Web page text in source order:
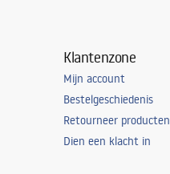
Klantenzone
Mijn account
Bestelgeschiedenis
Retourneer producten
Dien een klacht in